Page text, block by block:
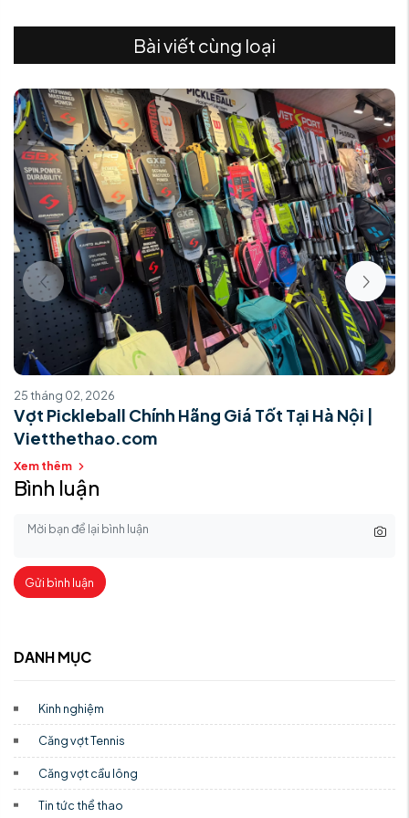
Bài viết cùng loại
25 tháng 02, 2026
Vợt Pickleball Chính Hãng Giá Tốt Tại Hà Nội |
Vietthethao.com
Xem thêm
Bình luận
Gửi bình luận
DANH MỤC
Kinh nghiệm
Căng vợt Tennis
Căng vợt cầu lông
Tin tức thể thao